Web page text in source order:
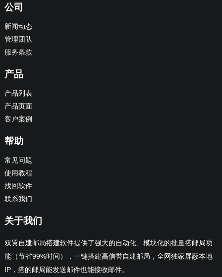
公司
新闻动态
管理团队
服务条款
产品
产品列表
产品页面
客户案例
帮助
常见问题
使用教程
找回软件
联系我们
关于我们
双翼自建邮局搭建软件提供了强大的自动化、模块化的批量搭邮局功
能（节省99%时间），一键搭建高信誉自建邮局，全网独家屏蔽本地
IP，搭的邮局能发送邮件也能接收邮件。